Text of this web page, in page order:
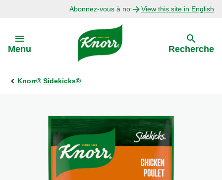
Abonnez-vous à notre infolettreView this site in English
Menu
Précédent
Recettes avec Bouillon
Recettes par Ingrédient
Recherche
Knorr® Sidekicks®